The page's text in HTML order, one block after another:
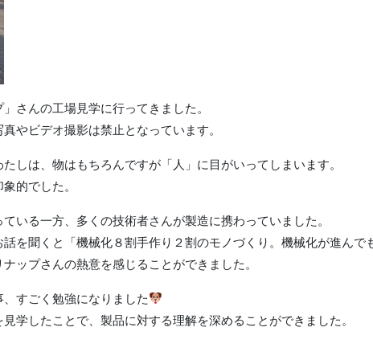
さんの工場見学に行ってきました。
やビデオ撮影は禁止となっています。
しは、物はもちろんですが「人」に目がいってしまいます。
的でした。
いる一方、多くの技術者さんが製造に携わっていました。
を聞くと「機械化８割手作り２割のモノづくり。機械化が進んで
ップさんの熱意を感じることができました。
すごく勉強になりました
学したことで、製品に対する理解を深めることができました。